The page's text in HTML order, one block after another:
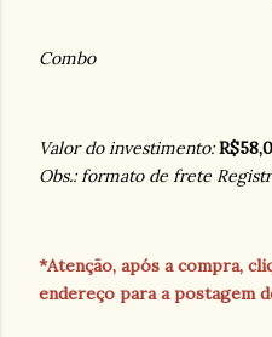
Combo
Valor do investimento:
Obs.: formato de frete
*Atenção, após a compra,
endereço para a postagem